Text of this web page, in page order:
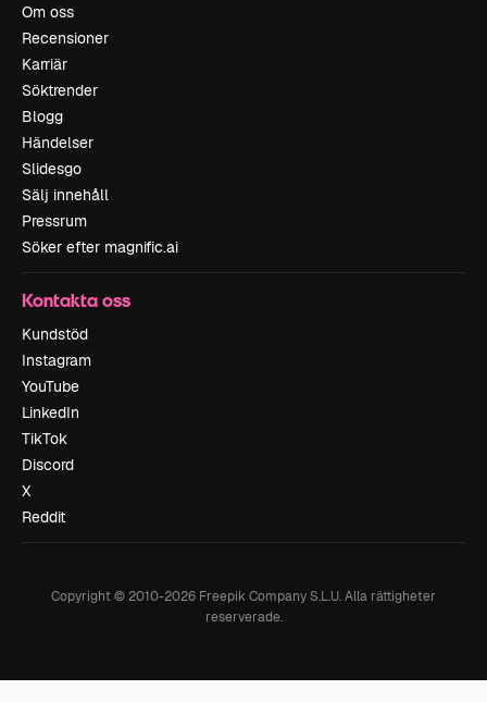
Om oss
Recensioner
Karriär
Söktrender
Blogg
Händelser
Slidesgo
Sälj innehåll
Pressrum
Söker efter magnific.ai
Kontakta oss
Kundstöd
Instagram
YouTube
LinkedIn
TikTok
Discord
X
Reddit
Copyright © 2010-2026 Freepik Company S.L.U.Alla rättigheter
reserverade.